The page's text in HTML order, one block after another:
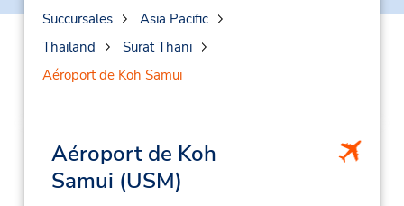
Succursales
Asia Pacific
Thailand
Surat Thani
Aéroport de Koh Samui
Aéroport de Koh
Samui (USM)